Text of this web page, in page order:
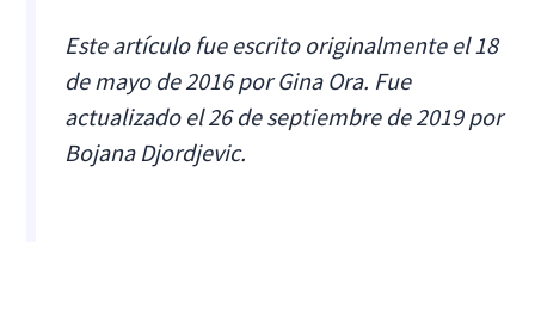
Este artículo fue escrito originalmente el 18
de mayo de 2016 por Gina Ora. Fue
actualizado el 26 de septiembre de 2019 por
Bojana Djordjevic.